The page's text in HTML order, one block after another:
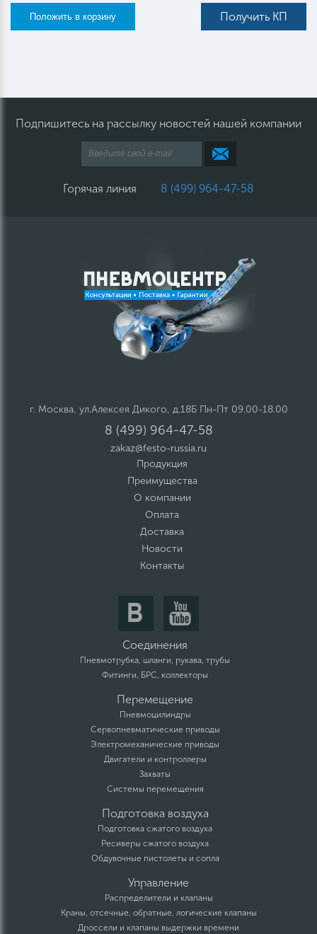
Получить КП
Подпишитесь на рассылку новостей нашей компании
Горячая линия 8 (499) 964-47-58
г. Москва, ул.Алексея Дикого, д.18Б Пн-Пт 09.00-18.00
8 (499) 964-47-58
zakaz@festo-russia.ru
Продукция
Преимущества
О компании
Оплата
Доставка
Новости
Контакты
Соединения
Пневмотрубка, шланги, рукава, трубы
Фитинги, БРС, коллекторы
Перемещение
Пневмоцилиндры
Сервопневматические приводы
Электромеханические приводы
Двигатели и контроллеры
Захваты
Системы перемещения
Подготовка воздуха
Подготовка сжатого воздуха
Ресиверы сжатого воздуха
Обдувочные пистолеты и сопла
Управление
Распределители и клапаны
Краны, отсечные, обратные, логические клапаны
Дроссели и клапаны выдержки времени